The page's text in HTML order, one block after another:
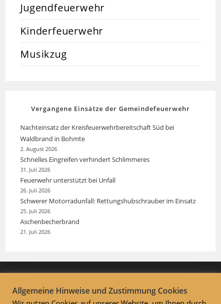
Jugendfeuerwehr
Kinderfeuerwehr
Musikzug
Vergangene Einsätze der Gemeindefeuerwehr
Nachteinsatz der Kreisfeuerwehrbereitschaft Süd bei
Waldbrand in Bohmte
2. August 2026
Schnelles Eingreifen verhindert Schlimmeres
31. Juli 2026
Feuerwehr unterstützt bei Unfall
26. Juli 2026
Schwerer Motorradunfall: Rettungshubschrauber im Einsatz
25. Juli 2026
Aschenbecherbrand
21. Juli 2026
Allgemeine Hinweise und Zustimmung Cookies